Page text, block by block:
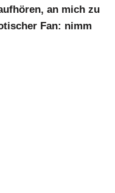
an mich zu
Fan: nimm